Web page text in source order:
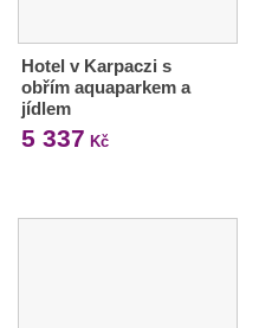
Hotel v Karpaczi s
obřím aquaparkem a
jídlem
5 337 Kč